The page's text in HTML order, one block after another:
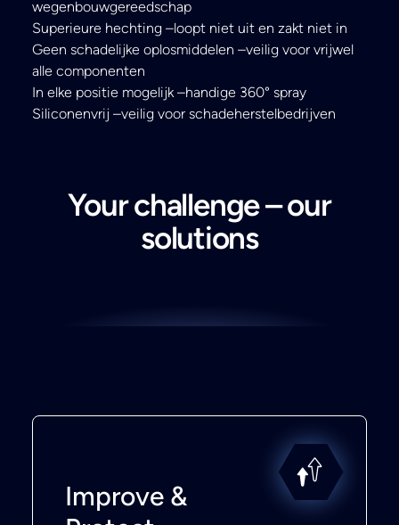
wegenbouwgereedschap
Superieure hechting –loopt niet uit en zakt niet in
Geen schadelijke oplosmiddelen –veilig voor vrijwel
alle componenten
In elke positie mogelijk –handige 360° spray
Siliconenvrij –veilig voor schadeherstelbedrijven
Your challenge – our
solutions
Improve &